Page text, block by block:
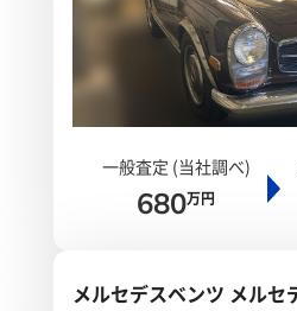
一般査定 (当社調べ)
680万円
メルセデスベンツ メルセ